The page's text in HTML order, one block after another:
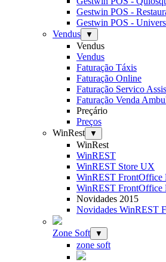
Gestwin POS -
Gestwin POS -
Vendus
▼
Vendus
Vendus
Faturação Táxis
Faturação Online
Faturação Servico
Faturação Venda
Preçário
Preços
WinRest
▼
WinRest
WinREST
WinREST Store UX
WinREST FrontOffice
WinREST FrontOffice
Novidades 2015
Novidades WinREST
Zone Soft ▼
zone soft